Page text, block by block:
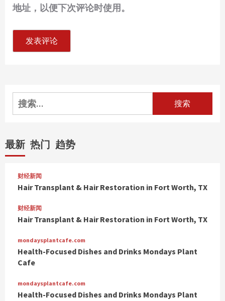
地址，以便下次评论时使用。
搜
索：
最新 热门 趋势
财经新闻
Hair Transplant & Hair Restoration in Fort Worth, TX
财经新闻
Hair Transplant & Hair Restoration in Fort Worth, TX
mondaysplantcafe.com
Health-Focused Dishes and Drinks Mondays Plant
Cafe
mondaysplantcafe.com
Health-Focused Dishes and Drinks Mondays Plant